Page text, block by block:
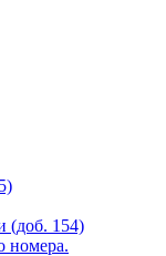
(доб. 154)
номера.